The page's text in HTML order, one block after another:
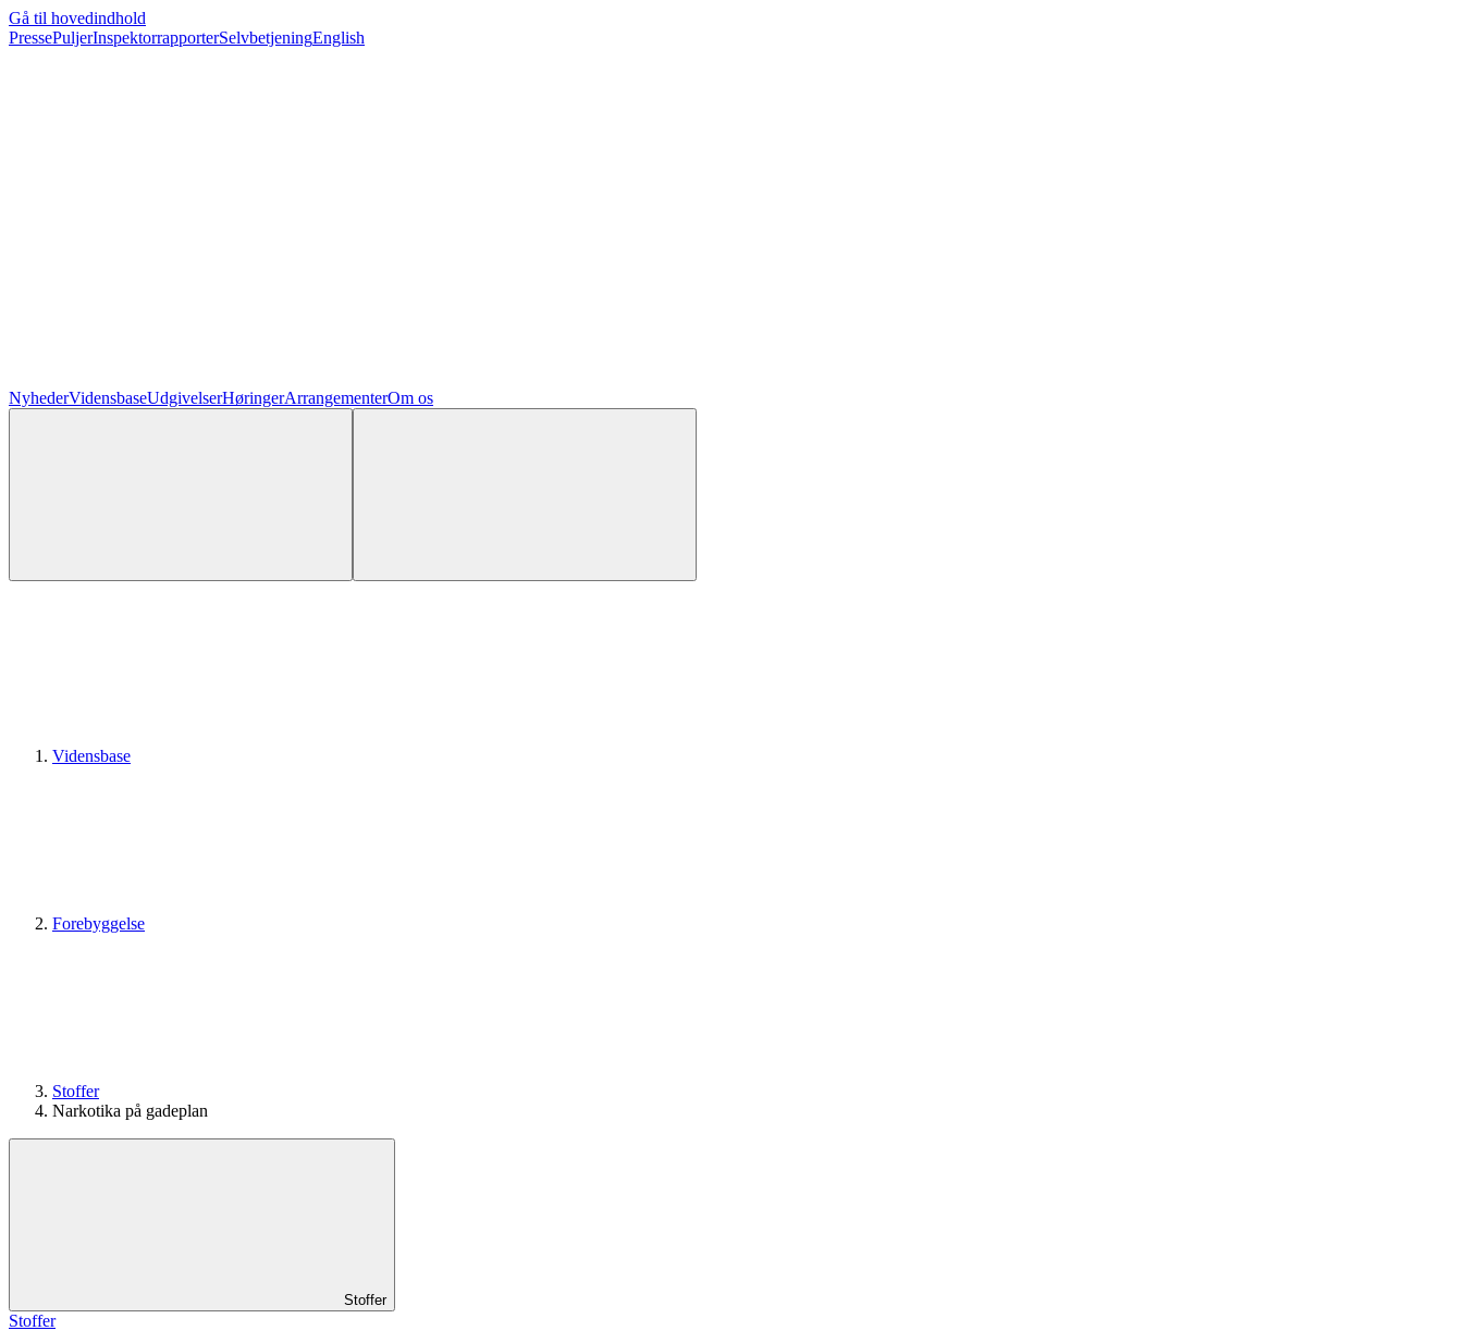
Gå til hovedindhold
PressePuljerInspektorrapporterSelvbetjeningEnglish
NyhederVidensbaseUdgivelserHøringerArrangementerOm os
Vidensbase
Forebyggelse
Stoffer
Narkotika på gadeplan
Stoffer
Stoffer